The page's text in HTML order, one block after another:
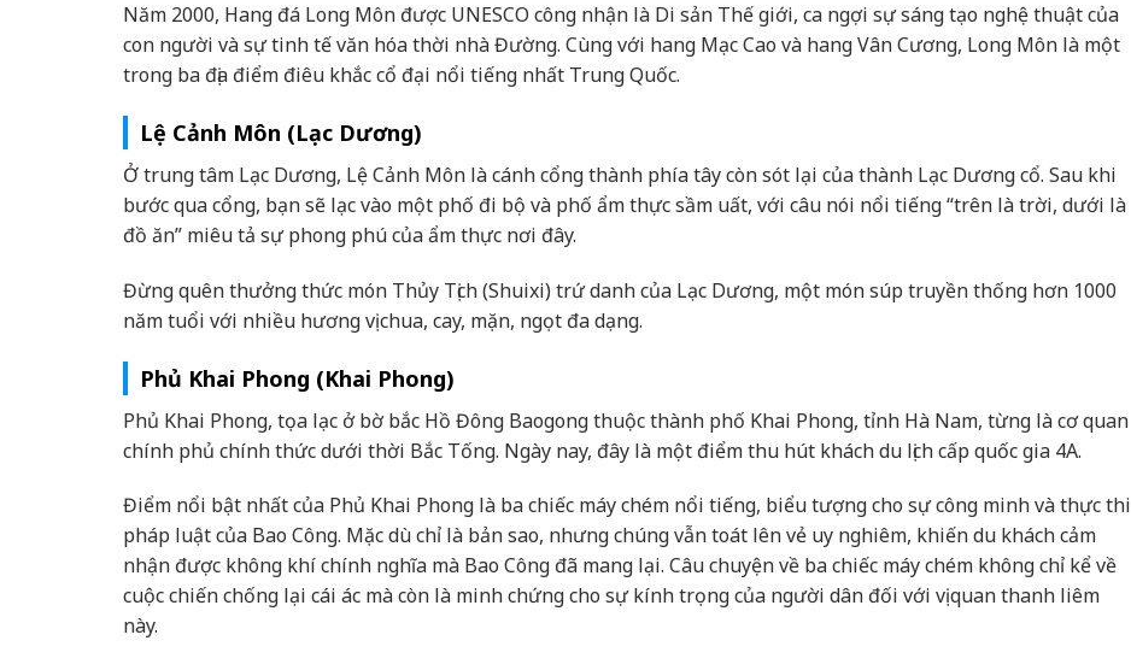
Năm 2000, Hang đá Long Môn được UNESCO công nhận là Di sản Thế giới, ca ngợi sự sáng tạo nghệ thuật của
con người và sự tinh tế văn hóa thời nhà Đường. Cùng với hang Mạc Cao và hang Vân Cương, Long Môn là một
trong ba địa điểm điêu khắc cổ đại nổi tiếng nhất Trung Quốc.
Lệ Cảnh Môn (Lạc Dương)
Ở trung tâm Lạc Dương, Lệ Cảnh Môn là cánh cổng thành phía tây còn sót lại của thành Lạc Dương cổ. Sau khi
bước qua cổng, bạn sẽ lạc vào một phố đi bộ và phố ẩm thực sầm uất, với câu nói nổi tiếng “trên là trời, dưới là
đồ ăn” miêu tả sự phong phú của ẩm thực nơi đây.
Đừng quên thưởng thức món Thủy Tịch (Shuixi) trứ danh của Lạc Dương, một món súp truyền thống hơn 1000
năm tuổi với nhiều hương vị chua, cay, mặn, ngọt đa dạng.
Phủ Khai Phong (Khai Phong)
Phủ Khai Phong, tọa lạc ở bờ bắc Hồ Đông Baogong thuộc thành phố Khai Phong, tỉnh Hà Nam, từng là cơ quan
chính phủ chính thức dưới thời Bắc Tống. Ngày nay, đây là một điểm thu hút khách du lịch cấp quốc gia 4A.
Điểm nổi bật nhất của Phủ Khai Phong là ba chiếc máy chém nổi tiếng, biểu tượng cho sự công minh và thực thi
pháp luật của Bao Công. Mặc dù chỉ là bản sao, nhưng chúng vẫn toát lên vẻ uy nghiêm, khiến du khách cảm
nhận được không khí chính nghĩa mà Bao Công đã mang lại. Câu chuyện về ba chiếc máy chém không chỉ kể về
cuộc chiến chống lại cái ác mà còn là minh chứng cho sự kính trọng của người dân đối với vị quan thanh liêm
này.